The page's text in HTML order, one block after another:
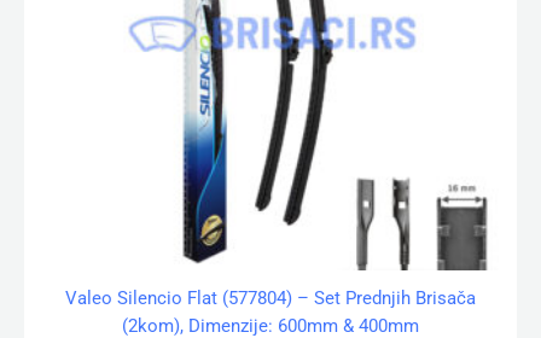
Valeo Silencio Flat (577804) – Set Prednjih Brisača
(2kom), Dimenzije: 600mm & 400mm